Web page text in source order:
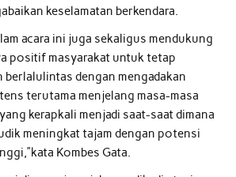
keselamatan berkendara.
acara ini juga sekaligus mendukung
positif masyarakat untuk tetap
berlalulintas dengan mengadakan
terutama menjelang masa-masa
kerapkali menjadi saat-saat dimana
meningkat tajam dengan potensi
Kombes Gata.